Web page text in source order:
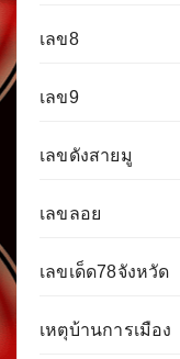
เลข8
เลข9
เลขดังสายมู
เลขลอย
เลขเด็ด78จังหวัด
เหตุบ้านการเมือง